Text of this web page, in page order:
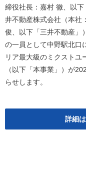
お問い合わせ
サイトマップ
公式アカウント一覧
締役社長：嘉村 徹、以
井不動産株式会社（本社
俊、以下「三井不動産」
の一員として中野駅北口
リア最大級のミクストユ
（以下「本事業」）が
らせします。
詳細